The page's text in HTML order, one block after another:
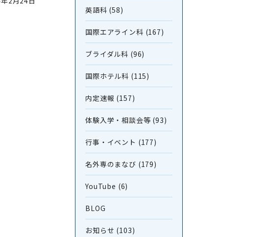
英語科 (58)
国際エアライン科 (167)
ブライダル科 (96)
国際ホテル科 (115)
内定速報 (157)
体験入学・相談会等 (93)
行事・イベント (177)
名外専のまなび (179)
YouTube (6)
BLOG
お知らせ (103)